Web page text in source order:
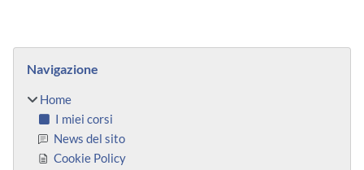
Blocchi
Navigazione
Home
I miei corsi
News del sito
Cookie Policy